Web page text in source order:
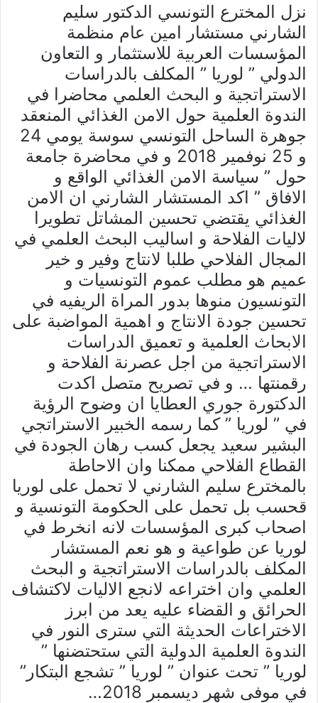
نزل المخترع التونسي الدكتور سليم
الشارني مستشار امين عام منظمة
المؤسسات العربية للاستثمار و التعاون
الدولي ” لوريا ” المكلف بالدراسات
الاستراتجية و البحث العلمي محاضرا في
الندوة العلمية حول الامن الغذائي المنعقد
جوهرة الساحل التونسي سوسة يومي 24
و 25 نوفمير 2018 و في محاضرة جامعة
حول ” سياسة الامن الغذائي الواقع و
الافاق ” اكد المستشار الشارني ان الامن
الغذائي يقتضي تحسين المشاتل تطويرا
لاليات الفلاحة و اساليب البحث العلمي في
المجال الفلاحي طلبا لانتاج وفير و خير
عميم هو مطلب عموم التونسيات و
التونسيون منوها بدور المراة الريفيه في
تحسين جودة الانتاج و اهمية المواضبة على
الابحاث العلمية و تعميق الدراسات
الاستراتجية من اجل عصرنة الفلاحة و
رقمنتها … و في تصريح متصل اكدت
الدكتورة جوري العطايا ان وضوح الرؤية
في ” لوريا ” كما رسمه الخبير الاستراتجي
البشير سعيد يجعل كسب رهان الجودة في
القطاع الفلاحي ممكنا وان الاحاطة
بالمخترع سليم الشارني لا تحمل على لوريا
قحسب بل تحمل على الحكومة التونسية و
اصحاب كبرى المؤسسات لانه انخرط في
لوريا عن طواعية و هو نعم المستشار
المكلف بالدراسات الاستراتجية و البحث
العلمي وان اختراعه لانجع الاليات لاكتشاف
الحرائق و القضاء عليه يعد من ابرز
الاختراعات الحديثة التي سترى النور في
الندوة العلمية الدولية التي ستحتضنها ”
لوريا ” تحت عنوان ” لوريا ” تشجع البتكار”
في موفى شهر ديسمبر 2018…